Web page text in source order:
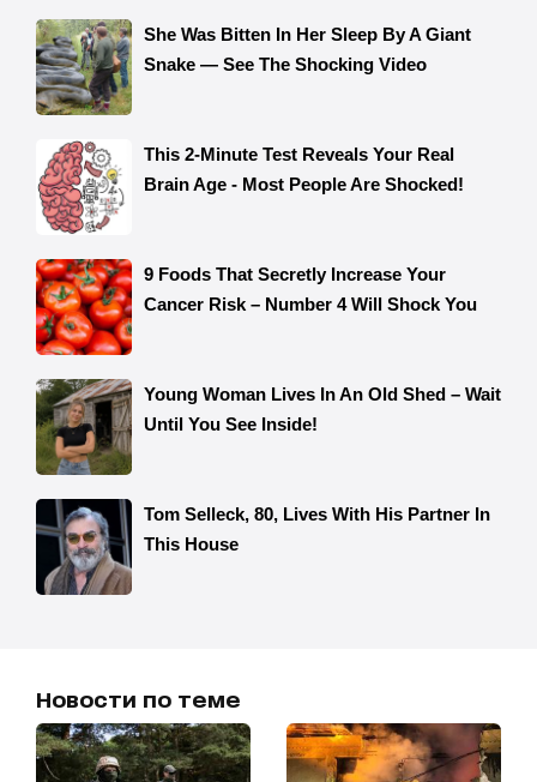
Новости по теме